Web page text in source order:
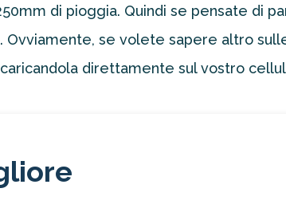
di pioggia. Quindi se pensate di
se volete sapere altro
direttamente sul vostro